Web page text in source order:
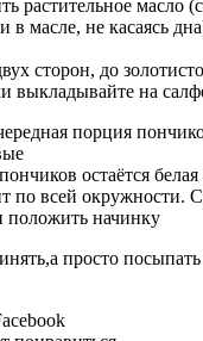
растительное масло
в масле, не касаясь
сторон, до
выкладывайте на
порция
остаётся белая
по всей окружности.
начинку
просто